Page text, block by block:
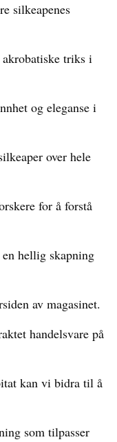
silkeapenes
triks i
og eleganse i
over hele
for å forstå
hellig skapning
av magasinet.
handelsvare på
kan vi bidra til å
som tilpasser